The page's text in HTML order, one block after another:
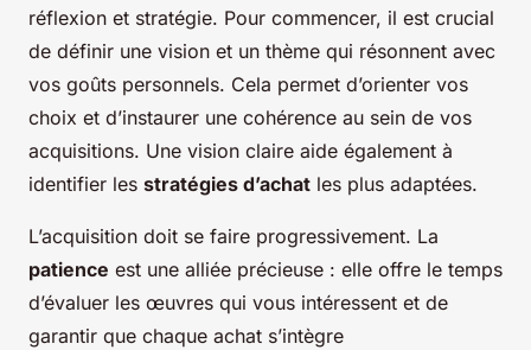
réflexion et stratégie. Pour commencer, il est crucial
de définir une vision et un thème qui résonnent avec
vos goûts personnels. Cela permet d’orienter vos
choix et d’instaurer une cohérence au sein de vos
acquisitions. Une vision claire aide également à
identifier les stratégies d’achat les plus adaptées.
L’acquisition doit se faire progressivement. La
patience est une alliée précieuse : elle offre le temps
d’évaluer les œuvres qui vous intéressent et de
garantir que chaque achat s’intègre